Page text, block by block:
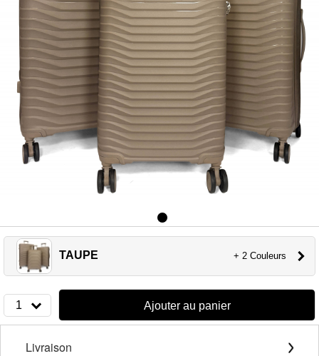
TAUPE + 2 Couleurs
1 Ajouter au panier
Livraison